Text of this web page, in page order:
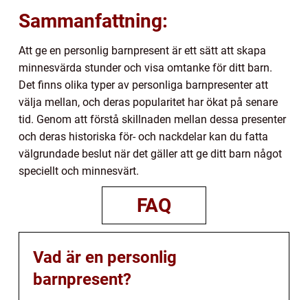
Sammanfattning:
Att ge en personlig barnpresent är ett sätt att skapa
minnesvärda stunder och visa omtanke för ditt barn.
Det finns olika typer av personliga barnpresenter att
välja mellan, och deras popularitet har ökat på senare
tid. Genom att förstå skillnaden mellan dessa presenter
och deras historiska för- och nackdelar kan du fatta
välgrundade beslut när det gäller att ge ditt barn något
speciellt och minnesvärt.
FAQ
Vad är en personlig
barnpresent?